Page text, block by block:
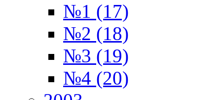
№1 (17)
№2 (18)
№3 (19)
№4 (20)